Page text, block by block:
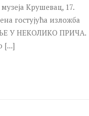
Крушевац, 17.
гостујућа изложба
У НЕКОЛИКО ПРИЧА.
[...]